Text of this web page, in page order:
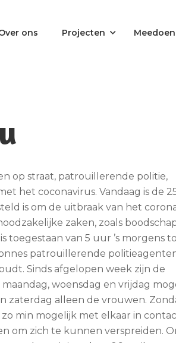
ons Projecten Meedoen
op straat, patrouillerende politie,
het coconavirus. Vandaag is de
is om de uitbraak van het
zaken, zoals
toegestaan van 5 uur ’s morgens
patrouillerende
Sinds afgelopen week zijn de
woensdag en vrijdag
zaterdag alleen de vrouwen.
min mogelijk met elkaar in
om zich te kunnen verspreiden.